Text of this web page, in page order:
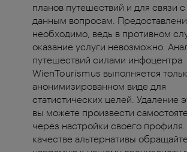
планов путешествий и для связи
данным вопросам.
необходимо, ведь в противном
оказание услуги невозможно.
путешествий силами инфоцентра
WienTourismus выполняется
анонимизированном виде для
статистических целей. Удаление
вы можете произвести
через настройки своего профиля.
качестве альтернативы